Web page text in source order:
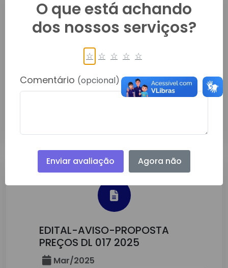
EDITAL-AVISO-PROPOSTA
Mar/2025
EDITAL-AVISO-PROPOSTA
PREÇOS DL 017 2025
Mar/2025
O que está achando
dos nossos serviços?
☆ ☆ ☆ ☆ ☆
Comentário (opcional)
Enviar avaliação Agora não